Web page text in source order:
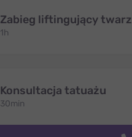
Zabieg liftingujący twarz
1h
Konsultacja tatuażu
30min